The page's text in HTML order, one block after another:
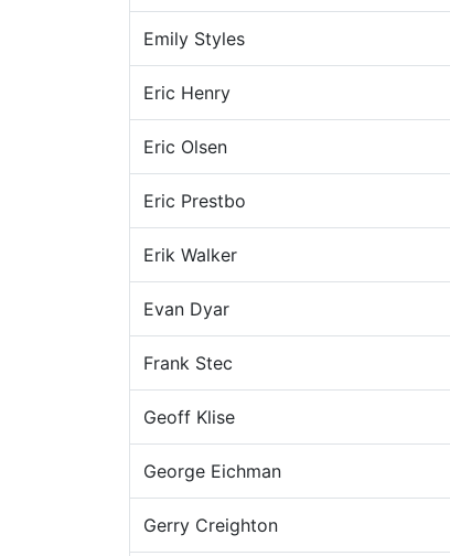
Emily Styles
Eric Henry
Eric Olsen
Eric Prestbo
Erik Walker
Evan Dyar
Frank Stec
Geoff Klise
George Eichman
Gerry Creighton